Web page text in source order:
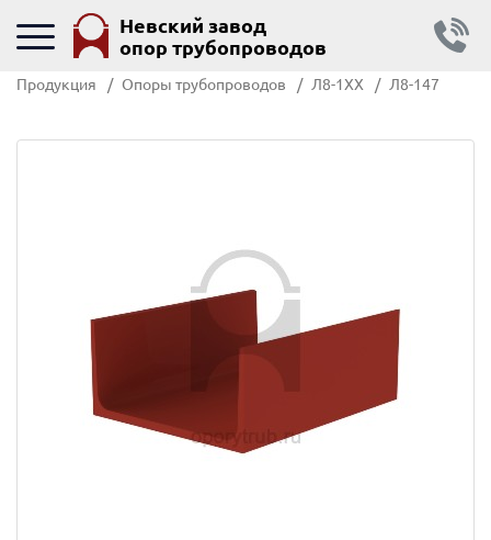
Невский завод
опор трубопроводов
Продукция Опоры трубопроводов Л8-1ХХ Л8-147